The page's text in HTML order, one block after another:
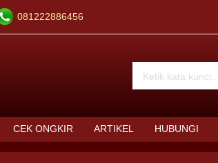
081222886456
CEK ONGKIR ARTIKEL HUBUNGI